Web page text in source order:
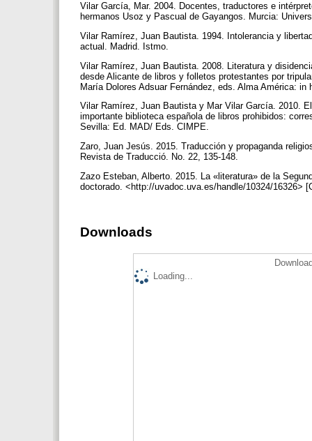
Vilar García, Mar. 2004. Docentes, traductores e
hermanos Usoz y Pascual de Gayangos. Murcia:
Vilar Ramírez, Juan Bautista. 1994. Intolerancia y
actual. Madrid. Istmo.
Vilar Ramírez, Juan Bautista. 2008. Literatura y
desde Alicante de libros y folletos protestantes por
María Dolores Adsuar Fernández, eds. Alma América:
Vilar Ramírez, Juan Bautista y Mar Vilar García. 2010.
importante biblioteca española de libros prohibidos:
Sevilla: Ed. MAD/ Eds. CIMPE.
Zaro, Juan Jesús. 2015. Traducción y propaganda
Revista de Traducció. No. 22, 135-148.
Zazo Esteban, Alberto. 2015. La «literatura» de la
doctorado. <http://uvadoc.uva.es/handle/10324/16326>
Downloads
Loading...